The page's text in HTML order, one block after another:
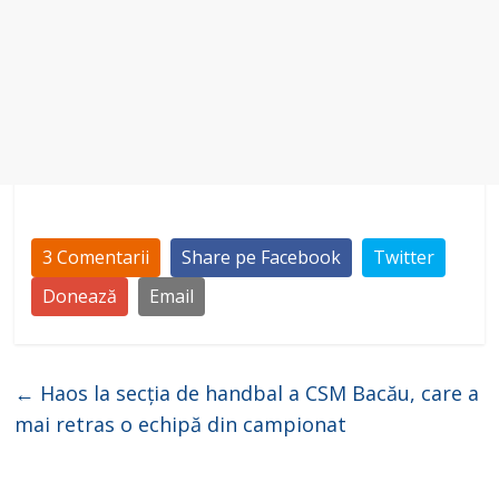
3 Comentarii Share pe Facebook
Twitter
Donează
Email
← Haos la secția de handbal a CSM Bacău, care a
mai retras o echipă din campionat